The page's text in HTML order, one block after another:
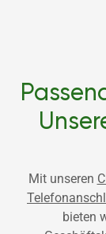
Mit unseren
bieten